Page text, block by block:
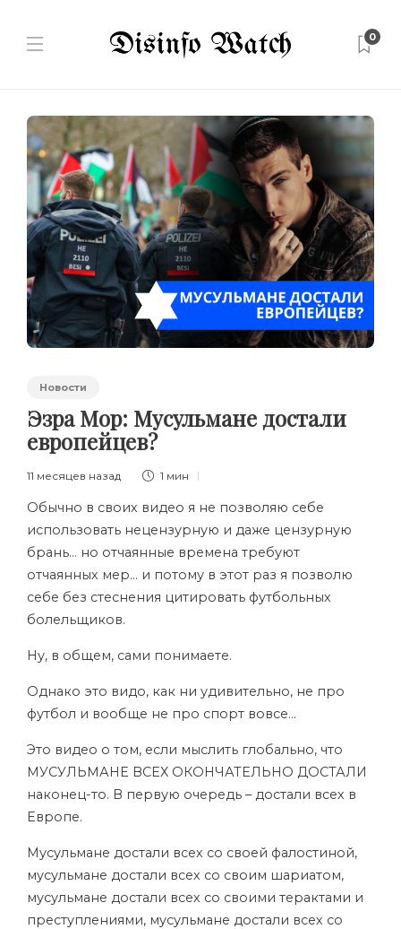
0
Новости
Эзра Мор: Мусульмане достали
европейцев?
11 месяцев назад 1 мин
Обычно в своих видео я не позволяю себе
использовать нецензурную и даже цензурную
брань… но отчаянные времена требуют
отчаянных мер… и потому в этот раз я позволю
себе без стеснения цитировать футбольных
болельщиков.
Ну, в общем, сами понимаете.
Однако это видо, как ни удивительно, не про
футбол и вообще не про спорт вовсе…
Это видео о том, если мыслить глобально, что
МУСУЛЬМАНЕ ВСЕХ ОКОНЧАТЕЛЬНО ДОСТАЛИ
наконец-то. В первую очередь – достали всех в
Европе.
Мусульмане достали всех со своей фалостиной,
мусульмане достали всех со своим шариатом,
мусульмане достали всех со своими терактами и
преступлениями, мусульмане достали всех со